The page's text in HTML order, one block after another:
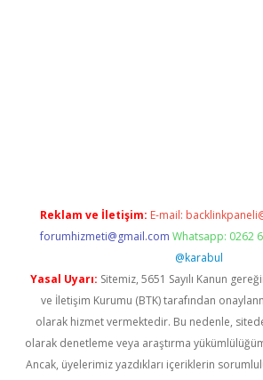
Reklam ve İletişim: E-mail:
forumhizmeti@gmail.com Whatsapp: 0262
@karabul
Yasal Uyarı: Sitemiz, 5651 Sayılı Kanun
ve İletişim Kurumu (BTK) tarafından
olarak hizmet vermektedir. Bu nedenle,
olarak denetleme veya araştırma
Ancak, üyelerimiz yazdıkları içeriklerin